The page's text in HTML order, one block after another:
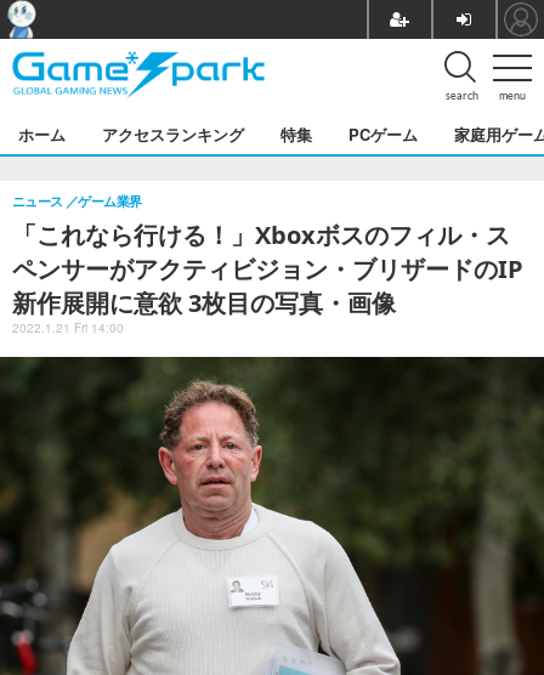
menu
search
ホーム アクセスランキング 特集 PCゲーム 家庭用ゲー
「これなら行ける！」Xboxボスのフィル・ス
ペンサーがアクティビジョン・ブリザードのIP
新作展開に意欲 3枚目の写真・画像
ニュース ゲーム業界
2022.1.21 Fri 14:00